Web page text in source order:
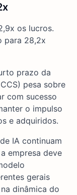
os lucros.
para 28,2x
prazo da
pesa sobre
com sucesso
o impulso
e adquiridos.
IA continuam
empresa deve
gerais
dinâmica do